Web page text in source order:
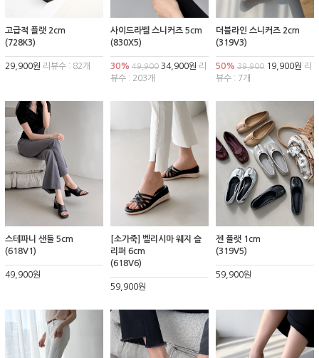
고급적 플랫 2cm
(728K3)
29,900원 리뷰수 : 82개
사이드라벨 스니커즈 5cm
(830X5)
30% 49,90034,900원 리
뷰수 : 203개
더블라인 스니커즈 2cm
(319V3)
50% 39,90019,900원 리
뷰수 : 7개
스테파니 샌들 5cm
(618V1)
49,900원
[소가죽] 벨리시마 웨지 슬
리퍼 6cm
(618V6)
59,900원
젠 플랫 1cm
(319V5)
59,900원